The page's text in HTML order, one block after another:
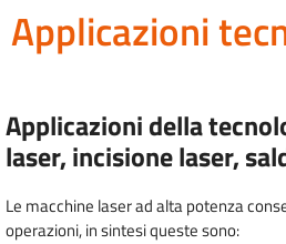
Applicazioni
Applicazioni della
laser, incisione laser,
Le macchine laser ad alta potenza
operazioni, in sintesi queste sono: